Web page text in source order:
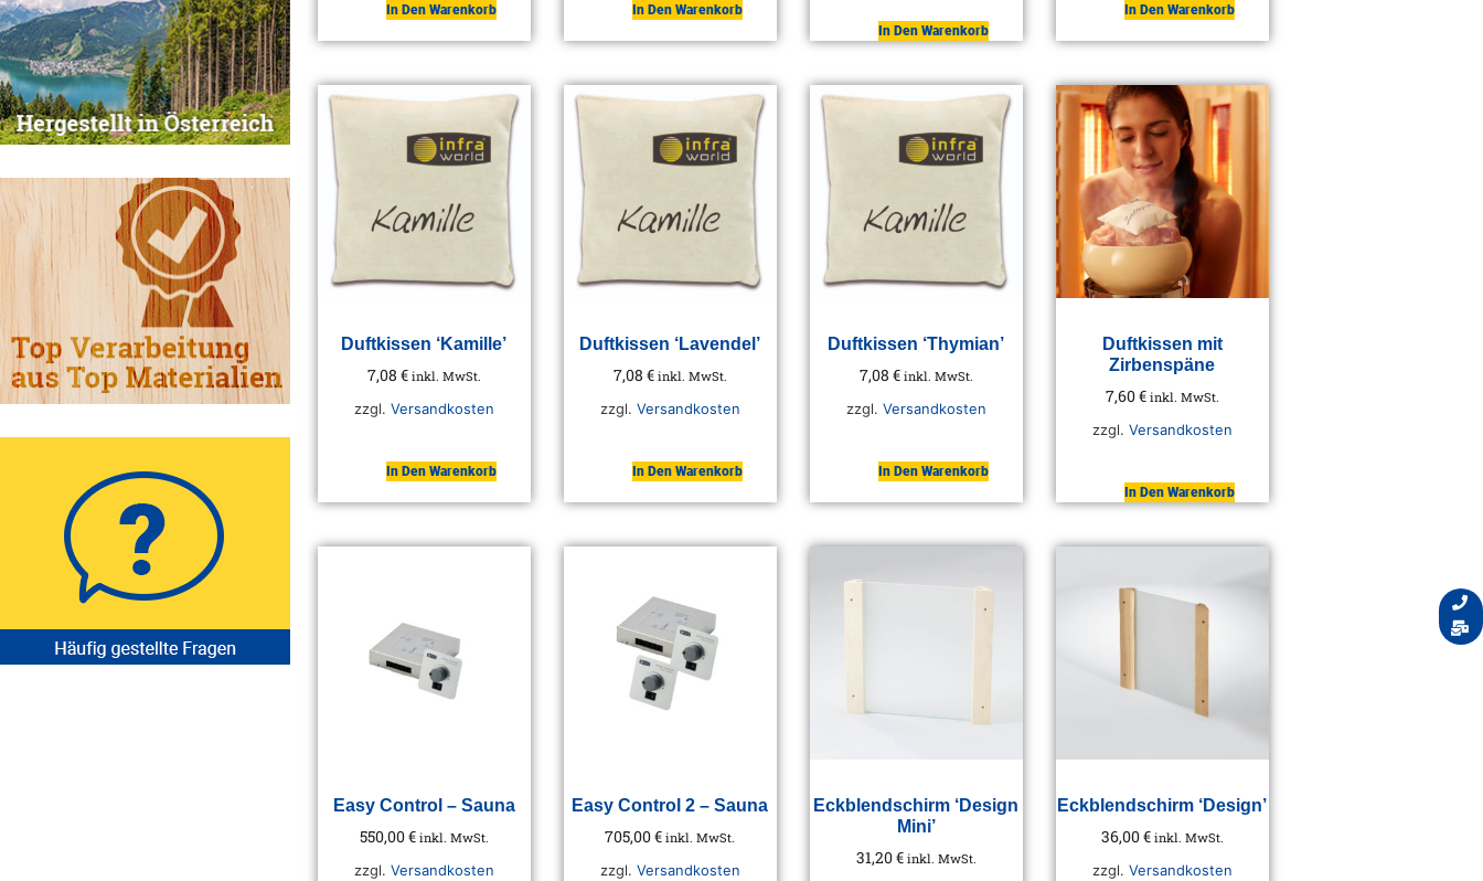
In Den Warenkorb In Den Warenkorb
In Den Warenkorb
In Den Warenkorb
Duftkissen ‘Kamille’
7,08 € inkl. MwSt.
zzgl. Versandkosten
In Den Warenkorb
Duftkissen ‘Lavendel’
7,08 € inkl. MwSt.
zzgl. Versandkosten
In Den Warenkorb
Duftkissen ‘Thymian’
7,08 € inkl. MwSt.
zzgl. Versandkosten
In Den Warenkorb
Duftkissen mit
Zirbenspäne
7,60€ inkl. MwSt.
zzgl. Versandkosten
In Den Warenkorb
Easy Control – Sauna
550,00€ inkl. MwSt.
zzgl. Versandkosten
Easy Control 2 – Sauna
705,00€ inkl. MwSt.
zzgl. Versandkosten
Eckblendschirm ‘Design
Mini’
31,20€ inkl. MwSt.
Eckblendschirm ‘Design’
36,00€ inkl. MwSt.
zzgl. Versandkosten